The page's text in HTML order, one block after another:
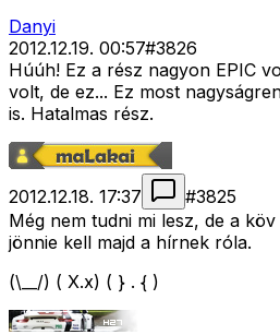
Danyi
2012.12.19. 00:57#3826
Húúh! Ez a rész nagyon EPIC
volt, de ez... Ez most
is. Hatalmas rész.
2012.12.18. 17:37 #3825
Még nem tudni mi lesz, de a
jönnie kell majd a hírnek róla.
(\__/) ( X.x) ( } . { )